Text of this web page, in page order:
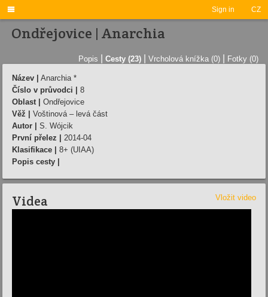
Sign in CZ

Ondřejovice | Anarchia
Popis Cesty (23) Vrcholová knížka (0) Fotky (0)
Název |
Anarchia *
Číslo v průvodci |
8
Oblast |
Ondřejovice
Věž |
Voštinová – levá část
Autor |
S. Wójcik
První přelez |
2014-04
Klasifikace |
8+ (UIAA)
Popis cesty |
Videa Vložit video